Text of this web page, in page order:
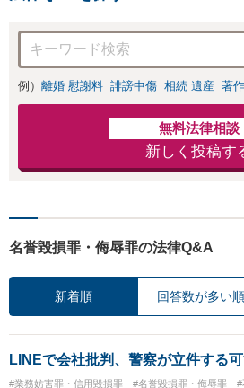
例） 離婚 慰謝料 誹謗中傷 相続 遺産 著
無料法律相談
新しく投稿す
名誉毀損罪・侮辱罪の法律Q&A
新着順 回答数が多い順
LINEで会社批判、警察が立件する
#業務妨害罪・信用毀損罪 #名誉毀損罪・侮辱罪 #